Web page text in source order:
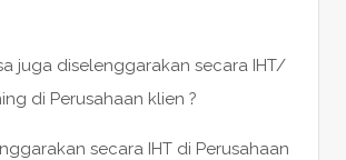
juga diselenggarakan secara IHT/
di Perusahaan klien ?
secara IHT di Perusahaan